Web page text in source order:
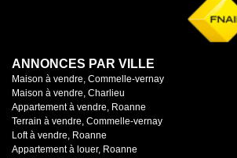
ANNONCES PAR VILLE
Maison à vendre, Commelle-vernay
Maison à vendre, Charlieu
Appartement à vendre, Roanne
Terrain à vendre, Commelle-vernay
Loft à vendre, Roanne
Appartement à louer, Roanne